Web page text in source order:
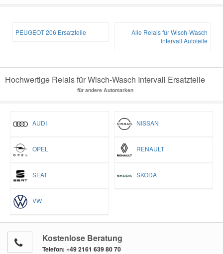
PEUGEOT 206 Ersatzteile
Alle Relais für Wisch-Wasch
Intervall Autoteile
Hochwertige Relais für Wisch-Wasch Intervall Ersatzteile
für andere Automarken
AUDI NISSAN
OPEL RENAULT
SEAT SKODA
VW
Kostenlose Beratung
Telefon: +49 2161 639 80 70
Toyota Ersatzteile